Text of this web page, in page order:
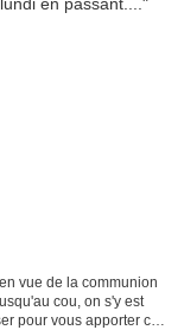
vue de la communion
cou, on s'y est
pour vous apporter ce